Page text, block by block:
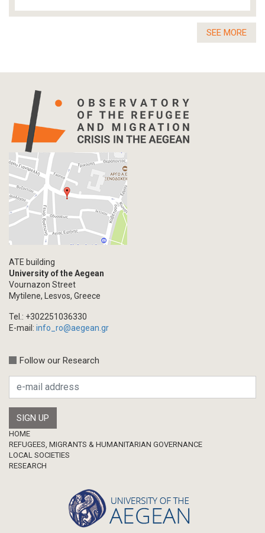
SEE MORE
ATE building
University of the Aegean
Vournazon Street
Mytilene, Lesvos, Greece
Tel.: +302251036330
E-mail: info_ro@aegean.gr
Follow our Research
Footer
HOME
REFUGEES, MIGRANTS & HUMANITARIAN GOVERNANCE
LOCAL SOCIETIES
RESEARCH